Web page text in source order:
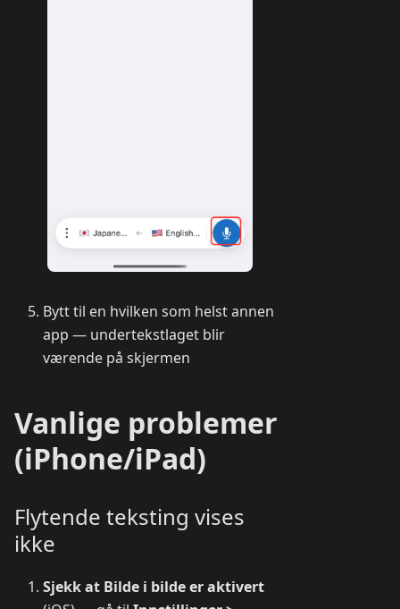
Bytt til en hvilken som helst annen
app — undertekstlaget blir
værende på skjermen
Vanlige problemer
(iPhone/iPad)
Flytende teksting vises
ikke
Sjekk at Bilde i bilde er aktivert